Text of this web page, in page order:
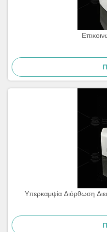
Υπερκαμψία Διόρθωση